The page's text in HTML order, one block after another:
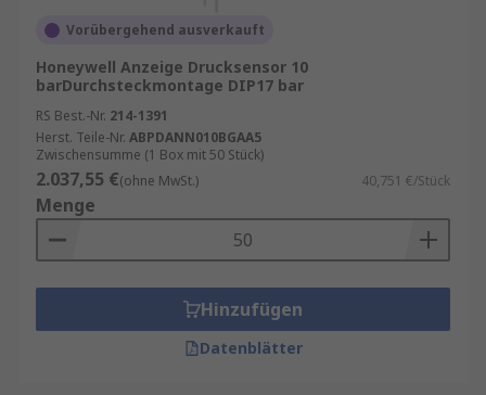
Vorübergehend ausverkauft
Honeywell Anzeige Drucksensor 10
barDurchsteckmontage DIP17 bar
RS Best.-Nr. 214-1391
Herst. Teile-Nr. ABPDANN010BGAA5
Zwischensumme (1 Box mit 50 Stück)
2.037,55 €(ohne MwSt.) 40,751 €/Stück
Menge
Hinzufügen
Datenblätter